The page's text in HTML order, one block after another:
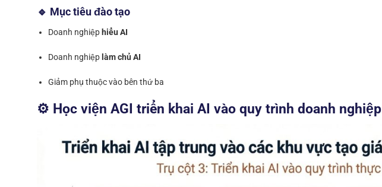
🔹 Mục tiêu đào tạo
Doanh nghiệp hiểu AI
Doanh nghiệp làm chủ AI
Giảm phụ thuộc vào bên thứ ba
⚙️ Học viện AGI triển khai AI vào quy trình doanh nghiệp